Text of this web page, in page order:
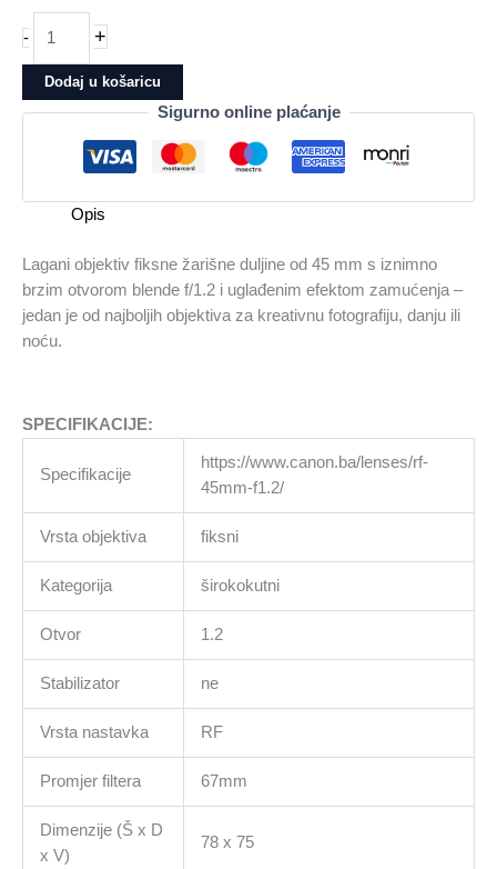
-
OBJEKTIV
CANON
RF
45MM
količina
+
Dodaj u košaricu
Sigurno online plaćanje
Opis
Lagani objektiv fiksne žarišne duljine od 45 mm s iznimno
brzim otvorom blende f/1.2 i uglađenim efektom zamućenja –
jedan je od najboljih objektiva za kreativnu fotografiju, danju ili
noću.
SPECIFIKACIJE:
Specifikacije
https://www.canon.ba/lenses/rf-
45mm-f1.2/
Vrsta objektiva fiksni
Kategorija širokokutni
Otvor 1.2
Stabilizator ne
Vrsta nastavka RF
Promjer filtera 67mm
Dimenzije (Š x D
x V)
78 x 75